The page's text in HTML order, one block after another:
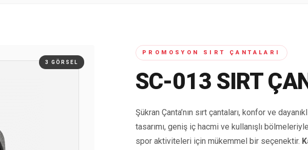
3 GÖRSEL
PROMOSYON SIRT ÇANTALARI
SC-013 SIRT
Şükran Çanta’nın sırt çantaları, konfor ve
tasarımı, geniş iç hacmi ve kullanışlı
spor aktiviteleri için mükemmel bir seçenektir.